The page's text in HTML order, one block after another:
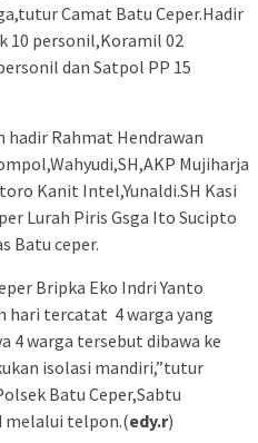
Camat Batu Ceper.Hadir
10 personil,Koramil 02
dan Satpol PP 15
hadir Rahmat Hendrawan
Mujiharja
Kanit Intel,Yunaldi.SH Kasi
Lurah Piris Gsga Ito Sucipto
Batu ceper.
Bripka Eko Indri Yanto
hari tercatat 4 warga yang
4 warga tersebut dibawa ke
isolasi mandiri,”tutur
Batu Ceper,Sabtu
melalui telpon.(edy.r)